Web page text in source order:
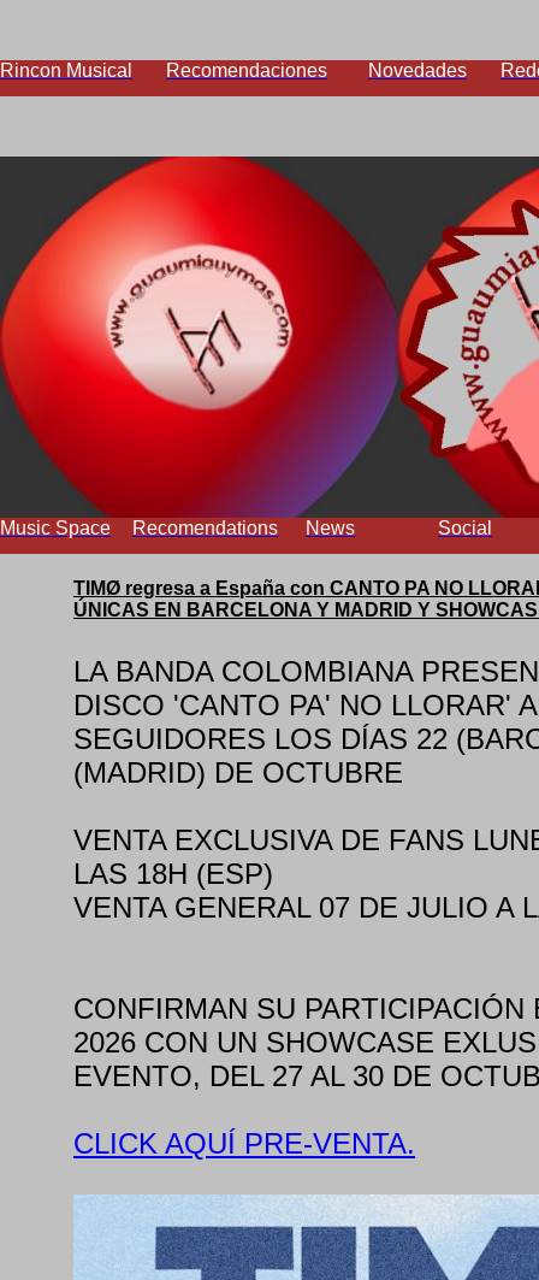
Rincon Musical Recomendaciones Novedades
Music Space Recomendations News Social
TIMØ regresa a España con CANTO PA NO
ÚNICAS EN BARCELONA Y MADRID Y
LA BANDA COLOMBIANA
DISCO 'CANTO PA' NO LLORAR'
SEGUIDORES LOS DÍAS 22
(MADRID) DE OCTUBRE
VENTA EXCLUSIVA DE FANS
LAS 18H (ESP)
VENTA GENERAL 07 DE JULIO A
CONFIRMAN SU PARTICIPACIÓN
2026 CON UN SHOWCASE
EVENTO, DEL 27 AL 30 DE
CLICK AQUÍ PRE-VENTA.